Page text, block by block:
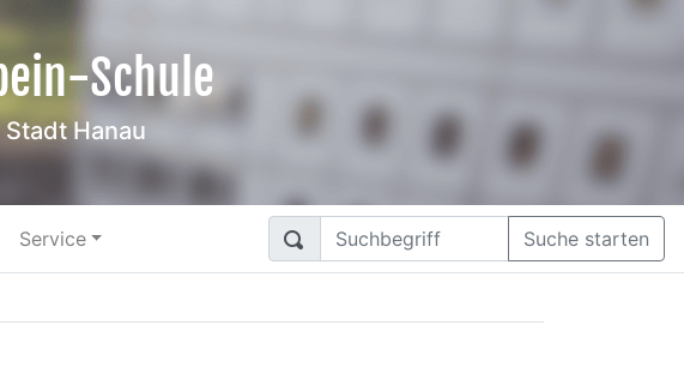
Schule
Hanau
Service Suche starten